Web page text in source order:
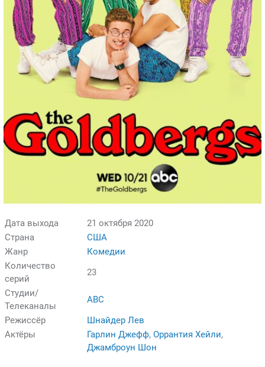
Дата выхода
21 октября 2020
Страна
США
Жанр
Комедии
Количество
серий
23
Студии/
Телеканалы
ABC
Режиссёр
Шнайдер Лев
Актёры
Гарлин Джефф, Оррантия Хейли,
Джамброун Шон